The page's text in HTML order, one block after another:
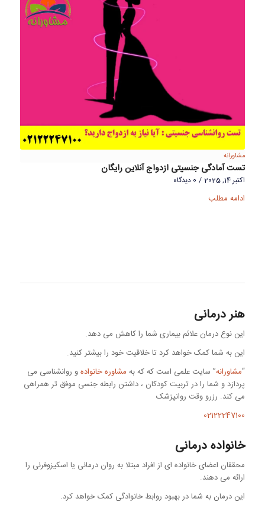
مشاورانه
تست آمادگی جنسیتی ازدواج آنلاین رایگان
اکتبر 14, 2025 / 0 دیدگاه
ادامه مطلب
هنر درمانی
این نوع درمان علائم بیماری شما را کاهش می دهد.
این به شما کمک خواهد کرد تا خلاقیت خود را بیشتر کنید.
“مشاورانه” سایت علمی است که که به مشاوره خانوادهو روانشناسی می
پردازد و شما را در تربیت کودکان ، داشتن رابطه جنسی موفق تر همراهی
می کند. رزرو وقت روانپزشک
02122247100
خانواده درمانی
محققان اعضای خانواده ای از افراد مبتلا به روان درمانی یا اسکیزوفرنی را
ارائه می دهند.
این درمان به شما در بهبود روابط خانوادگی کمک خواهد کرد.